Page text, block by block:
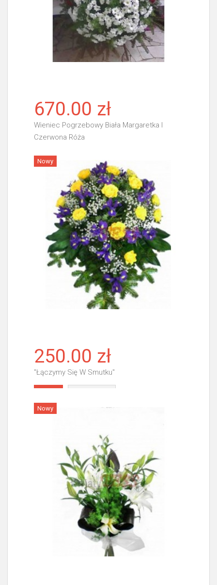
670.00 zł
Wieniec Pogrzebowy Biała Margaretka I
Czerwona Róża
Więcej
Nowy
250.00 zł
"Łączymy Się W Smutku"
Nowy